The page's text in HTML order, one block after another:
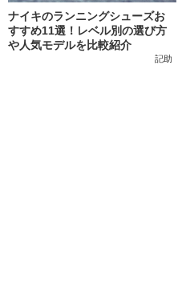
ナイキのランニングシューズお
すすめ11選！レベル別の選び方
や人気モデルを比較紹介
記助